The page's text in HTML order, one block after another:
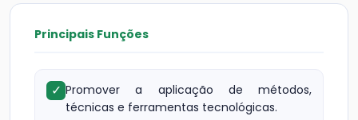
Principais Funções
✓ Promover a aplicação de métodos,
técnicas e ferramentas tecnológicas.